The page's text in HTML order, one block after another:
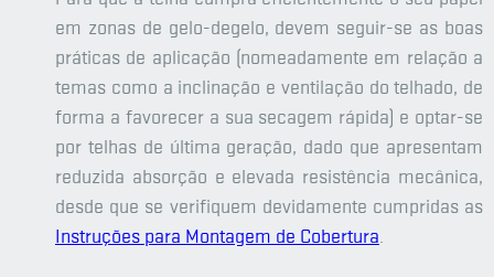
em zonas de gelo-degelo, devem seguir-se as boas
práticas de aplicação (nomeadamente em relação a
temas como a inclinação e ventilação do telhado, de
forma a favorecer a sua secagem rápida) e optar-se
por telhas de última geração, dado que apresentam
reduzida absorção e elevada resistência mecânica,
desde que se verifiquem devidamente cumpridas as
Instruções para Montagem de Cobertura.